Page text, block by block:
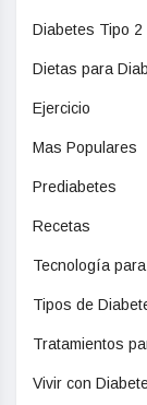
Diabetes Tipo 2
Dietas para
Ejercicio
Mas Populares
Prediabetes
Recetas
Tecnología
Tipos de
Tratamientos
Vivir con